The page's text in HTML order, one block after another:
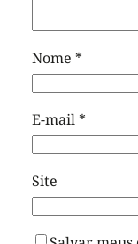
Nome *
E-mail *
Site